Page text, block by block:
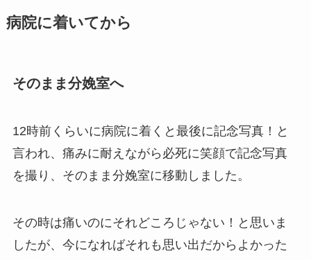
病院に着いてから
そのまま分娩室へ
12時前くらいに病院に着くと最後に記念写真！と
言われ、痛みに耐えながら必死に笑顔で記念写真
を撮り、そのまま分娩室に移動しました。
その時は痛いのにそれどころじゃない！と思いま
したが、今になればそれも思い出だからよかった